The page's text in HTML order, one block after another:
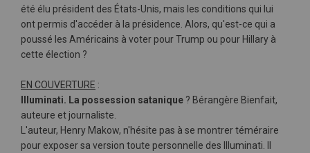
été élu président des États-Unis, mais les conditions qui lui
ont permis d'accéder à la présidence. Alors, qu'est-ce qui a
poussé les Américains à voter pour Trump ou pour Hillary à
cette élection ?
EN COUVERTURE :
Illuminati. La possession satanique ? Bérangère Bienfait,
auteure et journaliste.
L'auteur, Henry Makow, n'hésite pas à se montrer téméraire
pour exposer sa version toute personnelle des Illuminati. Il